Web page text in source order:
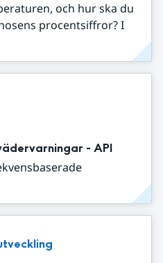
och hur ska du
procentsiffror? I
- API